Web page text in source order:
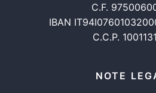
C.F.
IBAN
C.C.P.
NOTE